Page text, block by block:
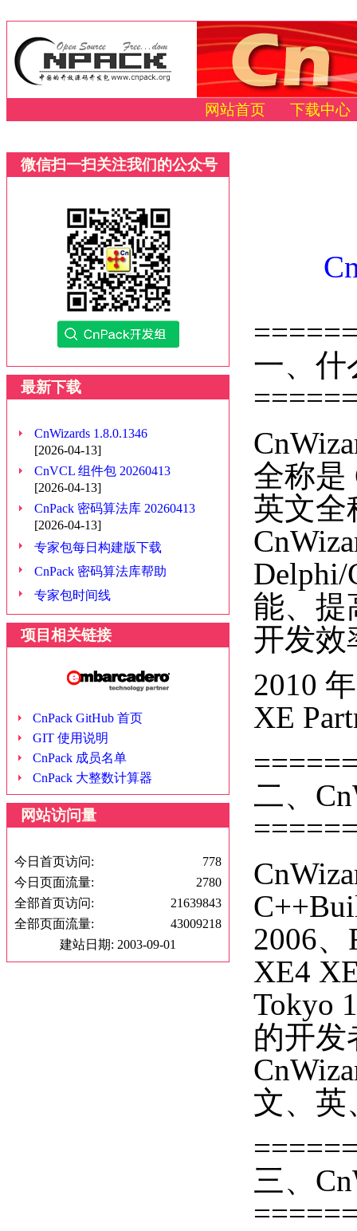
网站首页 下载中心
微信扫一扫关注我们的公众号
最新下载
CnWizards 1.8.0.1346
[2026-04-13]
CnVCL 组件包 20260413
[2026-04-13]
CnPack 密码算法库 20260413
[2026-04-13]
专家包每日构建版下载
CnPack 密码算法库帮助
专家包时间线
项目相关链接
CnPack GitHub 首页
GIT 使用说明
CnPack 成员名单
CnPack 大整数计算器
网站访问量
今日首页访问:
778
今日页面流量:
2780
全部首页访问:
21639843
全部页面流量:
43009218
建站日期: 2003-09-01
一、什
全称是
英文全
能、提
开发效
2010
XE
二、
2006
XE4
Tokyo
的开发
文、英
三、